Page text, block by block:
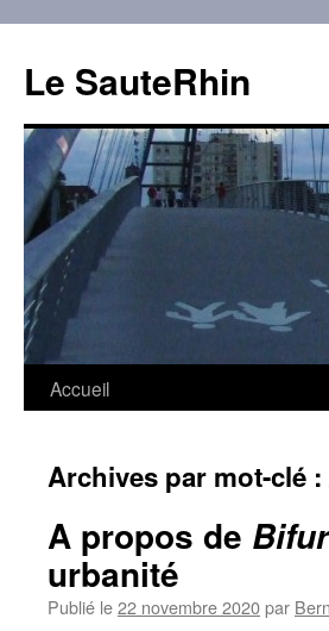
contenu
Le SauteRhin
Accueil
Archives par mot-clé :
A propos de
urbanité
Publié le22 novembre 2020par